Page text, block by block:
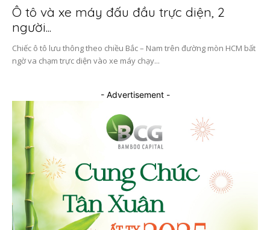
Ô tô và xe máy đấu đầu trực diện, 2
người...
Chiếc ô tô lưu thông theo chiều Bắc – Nam trên đường mòn HCM bất
ngờ va chạm trực diện vào xe máy chạy...
- Advertisement -